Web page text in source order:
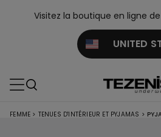
Visitez la boutique en ligne
UNITED
FEMME > TENUES D'INTÉRIEUR ET PYJAMAS >